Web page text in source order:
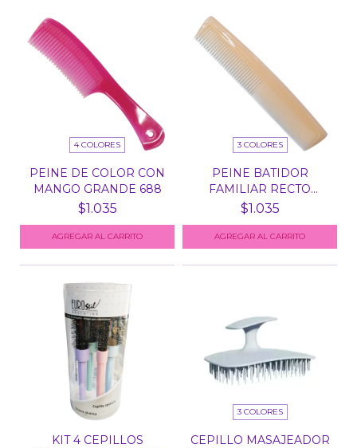
4 COLORES
PEINE DE COLOR CON
MANGO GRANDE 688
$1.035
AGREGAR AL CARRITO
3 COLORES
PEINE BATIDOR
FAMILIAR RECTO
GRANDE 687
$1.035
AGREGAR AL CARRITO
KIT 4 CEPILLOS
3 COLORES
CEPILLO MASAJEADOR